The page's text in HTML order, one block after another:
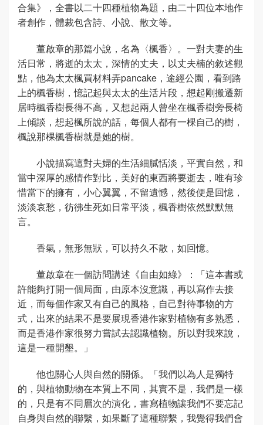
合集》，全書以二十四種植物為題，由二十四位本地作
者創作，體裁包含詩、小說、散文等。
董啟章的那篇小說，名為〈楓香〉。一對夫妻的生
活日常，將逝的太太，深情的丈夫，以丈夫楠的敘述觀
點，他為太太楓買材料弄pancake，途經公園，看到路
上的楓香樹，憶記起與太太的生活片段，想起剛搬遷新
居時楓香樹長得不高，又想起兩人曾坐在楓香樹旁長椅
上傾談，想起楓所說的話，每個人都有一棵自己的樹，
楓說那棵楓香樹就是她的樹。
小說描寫這對夫婦的生活細膩恬淡，平實自然，和
當中深厚的感情作對比，美好的東西將要逝去，唯有珍
惜當下的擁有，小心翼翼，不留遺憾，然後便是回憶，
淡淡哀愁，彷彿生死如日常平淡，楓香樹依然默默無
言。
香氣，無形無狀，可以持久不散，如回憶。
董啟章在一個訪問講述《自由如綠》：「這本書或
許能夠打開一個局面，由原本沒意識，再以寫作去接
近，而每個作家又有自己的風格，自己對待事物的方
式，出來的結果不是要展現香港作家對植物有多熟悉，
而是香港作家很努力嘗試去認識植物。所以對我來說，
這是一種開墾。」
他也關心人與自然的關係。「我們以為人是獨特
的，與植物動物在本質上不同，其實不是，我們是一樣
的，只是有不同層次的演化，書寫植物讓我們不要忘記
自身與自然的聯繫，如果斷了這種聯繫，我覺得我們會